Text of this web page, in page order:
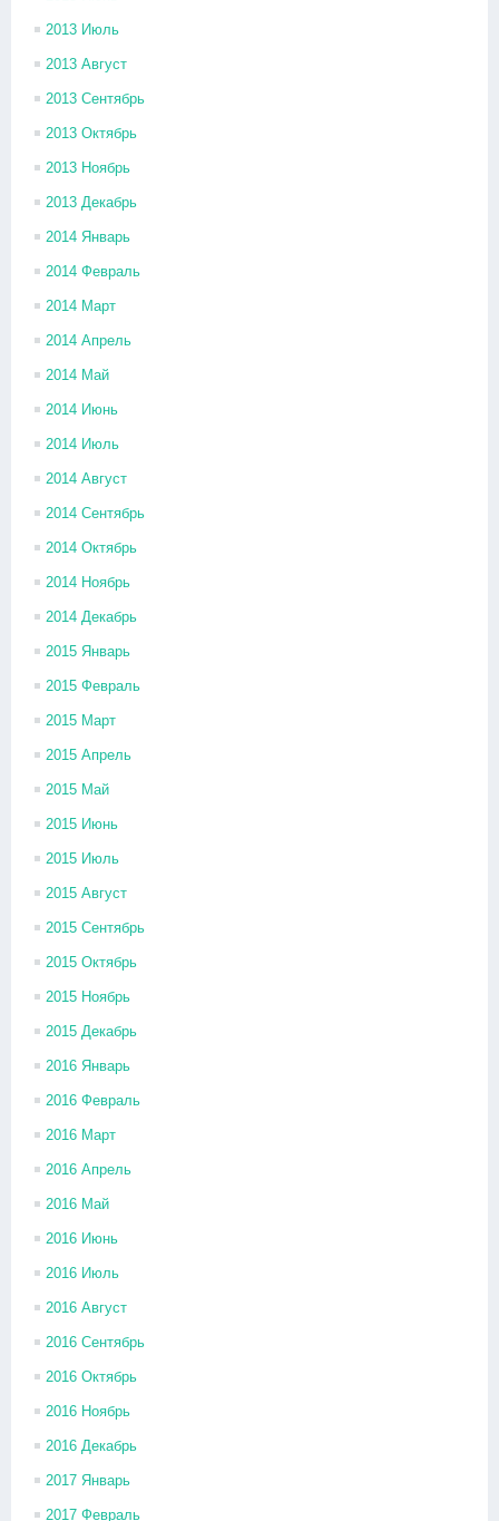
2013 Июль
2013 Август
2013 Сентябрь
2013 Октябрь
2013 Ноябрь
2013 Декабрь
2014 Январь
2014 Февраль
2014 Март
2014 Апрель
2014 Май
2014 Июнь
2014 Июль
2014 Август
2014 Сентябрь
2014 Октябрь
2014 Ноябрь
2014 Декабрь
2015 Январь
2015 Февраль
2015 Март
2015 Апрель
2015 Май
2015 Июнь
2015 Июль
2015 Август
2015 Сентябрь
2015 Октябрь
2015 Ноябрь
2015 Декабрь
2016 Январь
2016 Февраль
2016 Март
2016 Апрель
2016 Май
2016 Июнь
2016 Июль
2016 Август
2016 Сентябрь
2016 Октябрь
2016 Ноябрь
2016 Декабрь
2017 Январь
2017 Февраль